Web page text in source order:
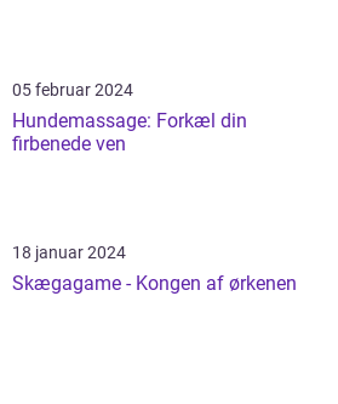
05 februar 2024
Hundemassage: Forkæl din
firbenede ven
18 januar 2024
Skægagame - Kongen af ørkenen